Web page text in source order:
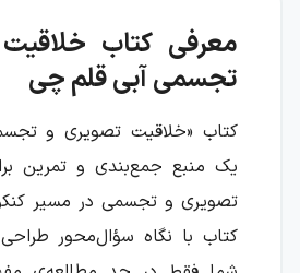
معرفی کتاب
تجسمی آبی قلم چی
کتاب «خلاقیت تصویری و
یک منبع جمع‌بندی و تمرین
تصویری و تجسمی در مسیر
کتاب با نگاه سؤال‌محور